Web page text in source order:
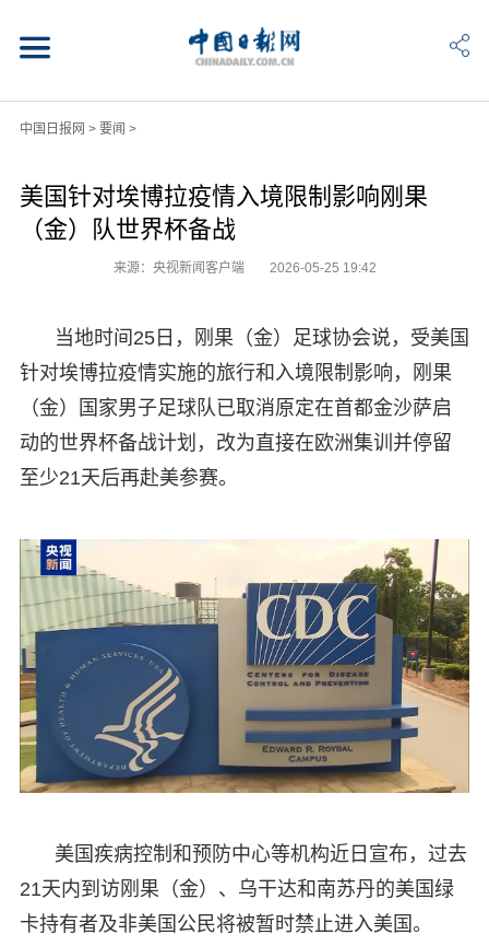
中国日报网 > 要闻 >
美国针对埃博拉疫情入境限制影响刚果
（金）队世界杯备战
来源：央视新闻客户端 2026-05-25 19:42
当地时间25日，刚果（金）足球协会说，受美国
针对埃博拉疫情实施的旅行和入境限制影响，刚果
（金）国家男子足球队已取消原定在首都金沙萨启
动的世界杯备战计划，改为直接在欧洲集训并停留
至少21天后再赴美参赛。
美国疾病控制和预防中心等机构近日宣布，过去
21天内到访刚果（金）、乌干达和南苏丹的美国绿
卡持有者及非美国公民将被暂时禁止进入美国。